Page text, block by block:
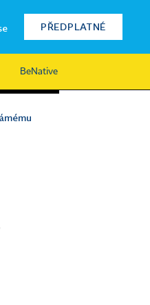
PŘEDPLATNÉ
BeNative